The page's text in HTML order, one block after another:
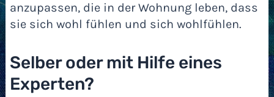
anzupassen, die in der Wohnung leben, dass
sie sich wohl fühlen und sich wohlfühlen.
Selber oder mit Hilfe eines
Experten?